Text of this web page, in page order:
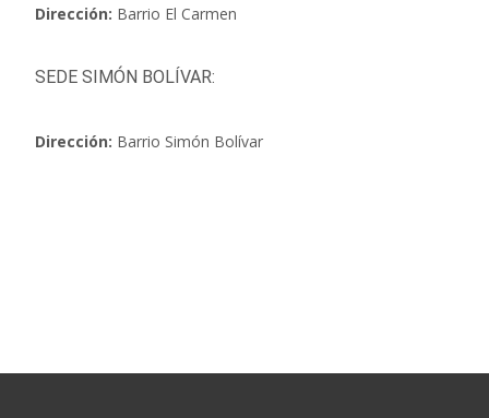
Dirección: Barrio El Carmen
SEDE SIMÓN BOLÍVAR:
Dirección: Barrio Simón Bolívar